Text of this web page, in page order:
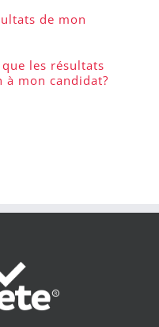
de mon
les résultats
mon candidat?